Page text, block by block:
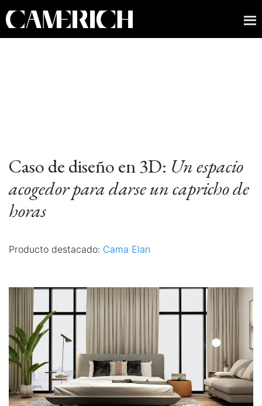
Caso de diseño en 3D: Un espacio
acogedor para darse un capricho de
horas
Producto destacado: Cama Elan